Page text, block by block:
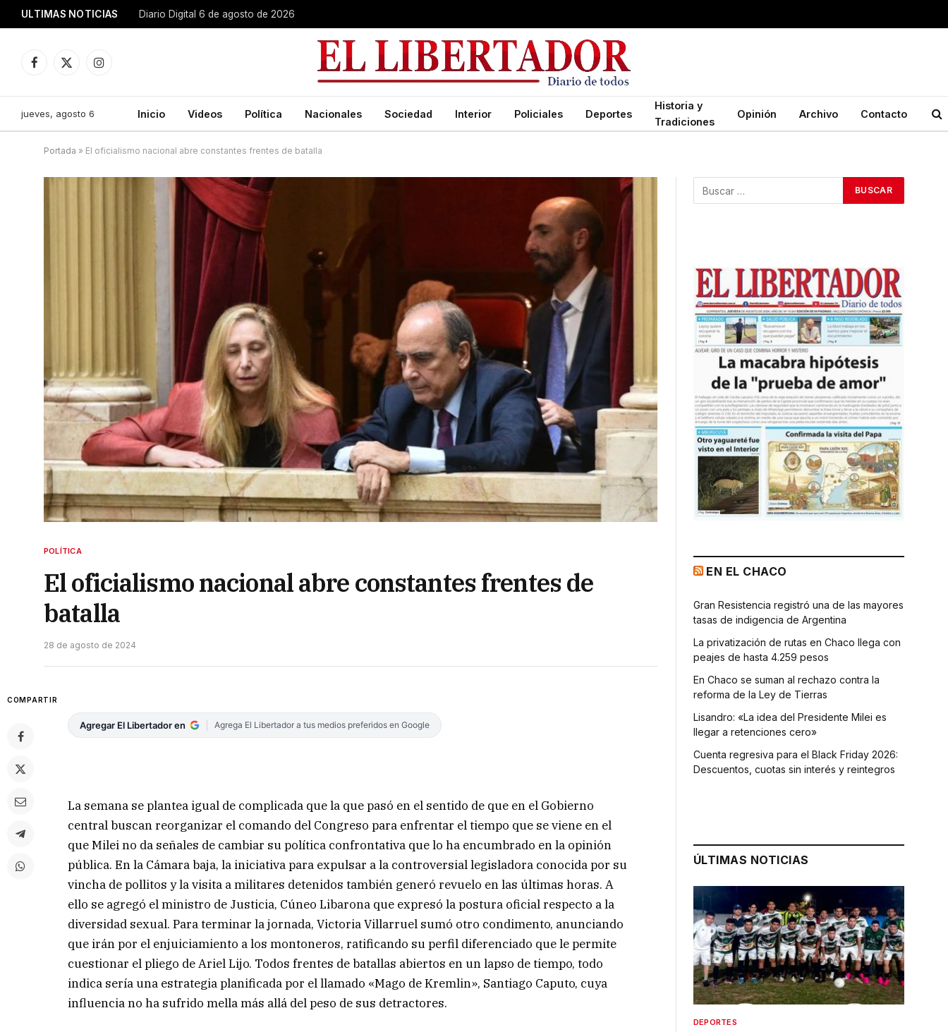
ULTIMAS NOTICIAS Diario Digital 6 de agosto de 2026
Facebook
X
Instagram
jueves, agosto 6 Inicio Videos Política Nacionales Sociedad Interior Policiales Deportes
Historia y
Tradiciones
Opinión Archivo Contacto
Portada » El oficialismo nacional abre constantes frentes de batalla
POLÍTICA
El oficialismo nacional abre constantes frentes de
batalla
28 de agosto de 2024
COMPARTIR
Agregar El Libertador en Agrega El Libertador a tus medios preferidos en Google
La semana se plantea igual de complicada que la que pasó en el sentido de que en el Gobierno
central buscan reorganizar el comando del Congreso para enfrentar el tiempo que se viene en el
que Milei no da señales de cambiar su política confrontativa que lo ha encumbrado en la opinión
pública. En la Cámara baja, la iniciativa para expulsar a la controversial legisladora conocida por su
vincha de pollitos y la visita a militares detenidos también generó revuelo en las últimas horas. A
ello se agregó el ministro de Justicia, Cúneo Libarona que expresó la postura oficial respecto a la
diversidad sexual. Para terminar la jornada, Victoria Villarruel sumó otro condimento, anunciando
que irán por el enjuiciamiento a los montoneros, ratificando su perfil diferenciado que le permite
cuestionar el pliego de Ariel Lijo. Todos frentes de batallas abiertos en un lapso de tiempo, todo
indica sería una estrategia planificada por el llamado «Mago de Kremlin», Santiago Caputo, cuya
influencia no ha sufrido mella más allá del peso de sus detractores.
EN EL CHACO
Gran Resistencia registró una de las mayores
tasas de indigencia de Argentina
La privatización de rutas en Chaco llega con
peajes de hasta 4.259 pesos
En Chaco se suman al rechazo contra la
reforma de la Ley de Tierras
Lisandro: «La idea del Presidente Milei es
llegar a retenciones cero»
Cuenta regresiva para el Black Friday 2026:
Descuentos, cuotas sin interés y reintegros
ÚLTIMAS NOTICIAS
DEPORTES